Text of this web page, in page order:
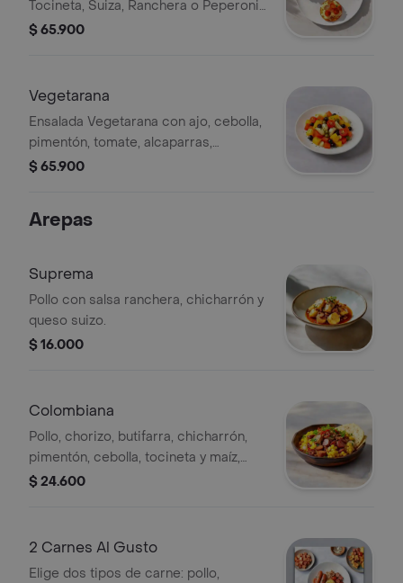
Tocineta, Suiza, Ranchera o Peperoni
Americano. Cada opción tiene
$ 65.900
Vegetarana
Ensalada Vegetarana con ajo, cebolla,
pimentón, tomate, alcaparras,
aceitunas y finas hierbas.
$ 65.900
Arepas
Suprema
Pollo con salsa ranchera, chicharrón y
queso suizo.
$ 16.000
Colombiana
Pollo, chorizo, butifarra, chicharrón,
pimentón, cebolla, tocineta y maíz,
acompañados de una tortilla.
$ 24.600
2 Carnes Al Gusto
Elige dos tipos de carne: pollo,